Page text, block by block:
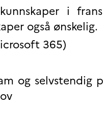
i
også ønskelig.
365)
og selvstendig